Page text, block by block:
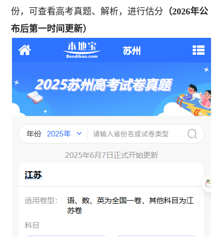
份，可查看高考真题、解析，进行估分 （2026年公
布后第一时间更新）